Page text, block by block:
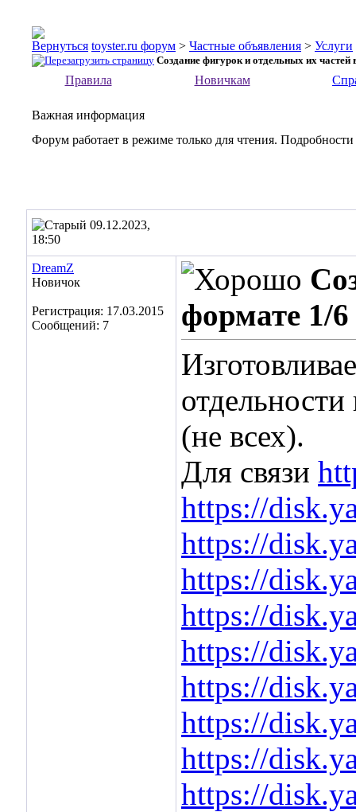
toyster.ru форум > Частные объявления > Услуги
Создание фигурок и отдельных их частей
Правила Новичкам
Важная информация
Форум работает в режиме только для чтения.
09.12.2023,
18:50
DreamZ
Новичок
Регистрация: 17.03.2015
Сообщений: 7
формате 1/6
(не всех).
Для связи
https://
https://
https://
https://
https://
https://
https://
https://
https://